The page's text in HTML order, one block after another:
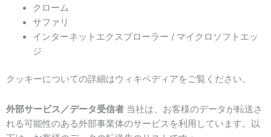
クローム
サファリ
インターネットエクスプローラー / マイクロソフトエッ
ジ
クッキーについての詳細はウィキペディアをご覧ください。
外部サービス／データ受信者 当社は、お客様のデータが転送さ
れる可能性のある外部事業体のサービスを利用しています。以